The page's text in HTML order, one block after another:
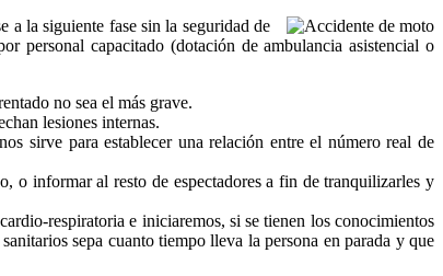
a la siguiente fase sin la seguridad de
personal capacitado (dotación de ambulancia asistencial o
no sea el más grave.
lesiones internas.
sirve para establecer una relación entre el número real de
o informar al resto de espectadores a fin de tranquilizarles y
respiratoria e iniciaremos, si se tienen los conocimientos
sepa cuanto tiempo lleva la persona en parada y que